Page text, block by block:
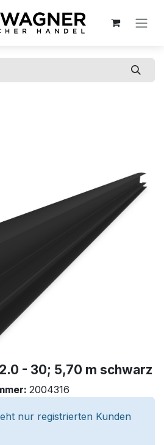
- 30; 5,70 m schwarz
2004316
nur registrierten Kunden